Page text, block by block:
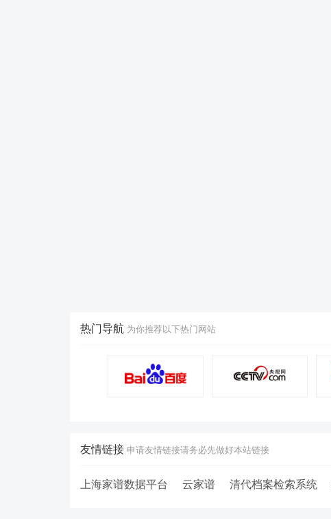
热门导航 为你推荐以下热门网站
友情链接 申请友情链接请务必先做好本站链接
上海家谱数据平台 云家谱 清代档案检索系统